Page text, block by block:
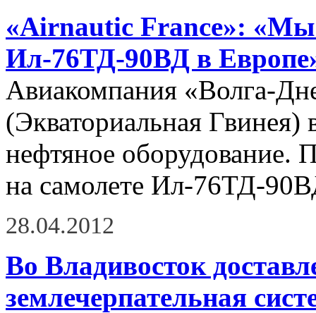
«Airnautic France»: «Мы
Ил-76ТД-90ВД в
Авиакомпания «Волга-
(Экваториальная
нефтяное оборудование.
на самолете Ил-76ТД-
28.04.2012
Во Владивосток
землечерпательная